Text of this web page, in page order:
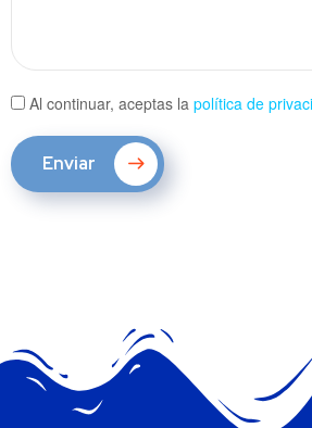
Al continuar, aceptas la política de
Enviar